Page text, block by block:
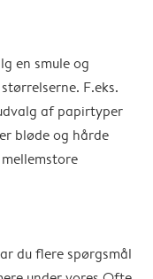
en smule og
F.eks.
af papirtyper
bløde og hårde
du flere spørgsmål